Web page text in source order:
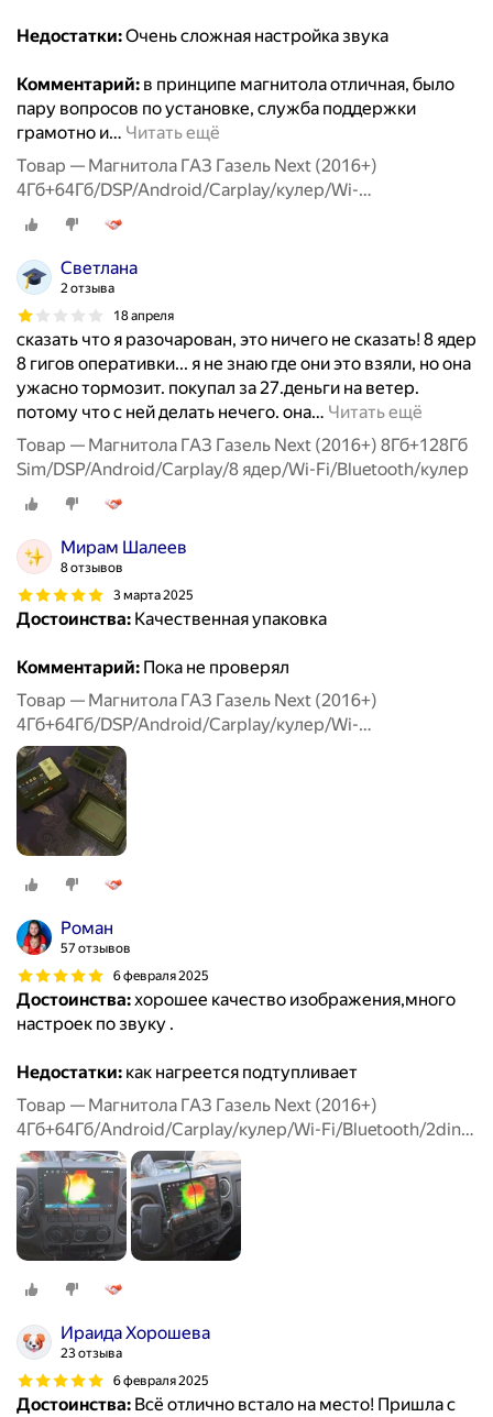
Недостатки:Очень сложная настройка звука
Комментарий: в принципе магнитола отличная, было
пару вопросов по установке, служба поддержки
грамотно и… Читать ещё
Товар — Магнитола ГАЗ Газель Next (2016+)
4Гб+64Гб/DSP/Android/Carplay/кулер/Wi-
Fi/Bluetooth/2din/штатная магнитола
Светлана
2 отзыва
18 апреля
сказать что я разочарован, это ничего не сказать! 8 ядер
8 гигов оперативки... я не знаю где они это взяли, но она
ужасно тормозит. покупал за 27.деньги на ветер.
потому что с ней делать нечего. она… Читать ещё
Товар — Магнитола ГАЗ Газель Next (2016+) 8Гб+128Гб
Sim/DSP/Android/Carplay/8 ядер/Wi-Fi/Bluetooth/кулер
Мирам Шалеев
8 отзывов
3 марта 2025
Достоинства: Качественная упаковка
Комментарий: Пока не проверял
Товар — Магнитола ГАЗ Газель Next (2016+)
4Гб+64Гб/DSP/Android/Carplay/кулер/Wi-
Fi/Bluetooth/2din/штатная магнитола
Роман
57 отзывов
6 февраля 2025
Достоинства:хорошее качество изображения,много
настроек по звуку .
Недостатки: как нагреется подтупливает
Товар — Магнитола ГАЗ Газель Next (2016+)
4Гб+64Гб/Android/Carplay/кулер/Wi-Fi/Bluetooth/2din/
штатная магнитола
Ираида Хорошева
23 отзыва
6 февраля 2025
Достоинства: Всё отлично встало на место! Пришла с